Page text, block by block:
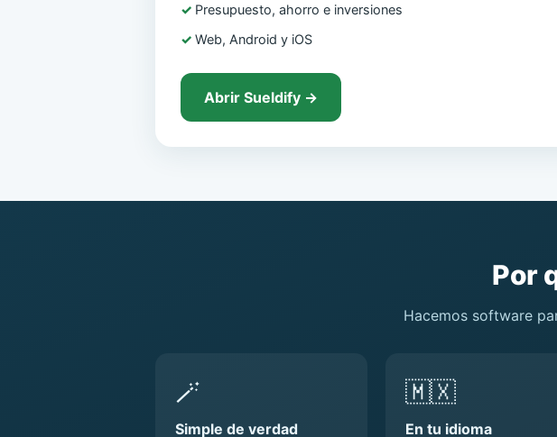
Presupuesto, ahorro e inversiones
Web, Android y iOS
Abrir Sueldify →
Por
Hacemos software
🪄
Simple de verdad
🇲🇽
En tu idioma